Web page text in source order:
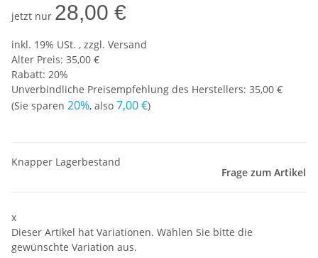
jetzt nur 28,00 €
inkl. 19% USt. , zzgl. Versand
Alter Preis: 35,00 €
Rabatt: 20%
Unverbindliche Preisempfehlung des Herstellers: 35,00 €
(Sie sparen 20%, also 7,00 €)
Knapper Lagerbestand
Frage zum Artikel
x
Dieser Artikel hat Variationen. Wählen Sie bitte die
gewünschte Variation aus.